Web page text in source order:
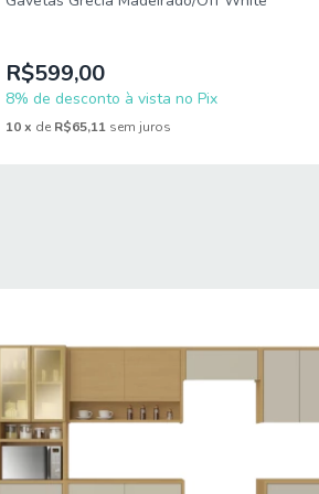
R$599,00
8% de desconto à vista no Pix
10 x de R$65,11 sem juros